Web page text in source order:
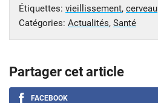
Étiquettes: vieillissement, cerveau
Catégories: Actualités, Santé
Partager cet article
FACEBOOK